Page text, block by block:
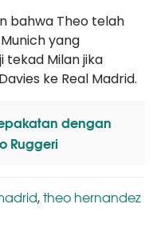
bahwa Theo telah
yang
tekad Milan jika
ke Real Madrid.
dengan
Ruggeri
,theo hernandez